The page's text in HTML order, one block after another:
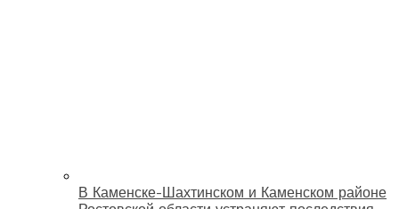
В Каменске-Шахтинском и Каменском районе